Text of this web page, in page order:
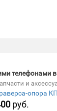
телефонами
и
опора
руб.